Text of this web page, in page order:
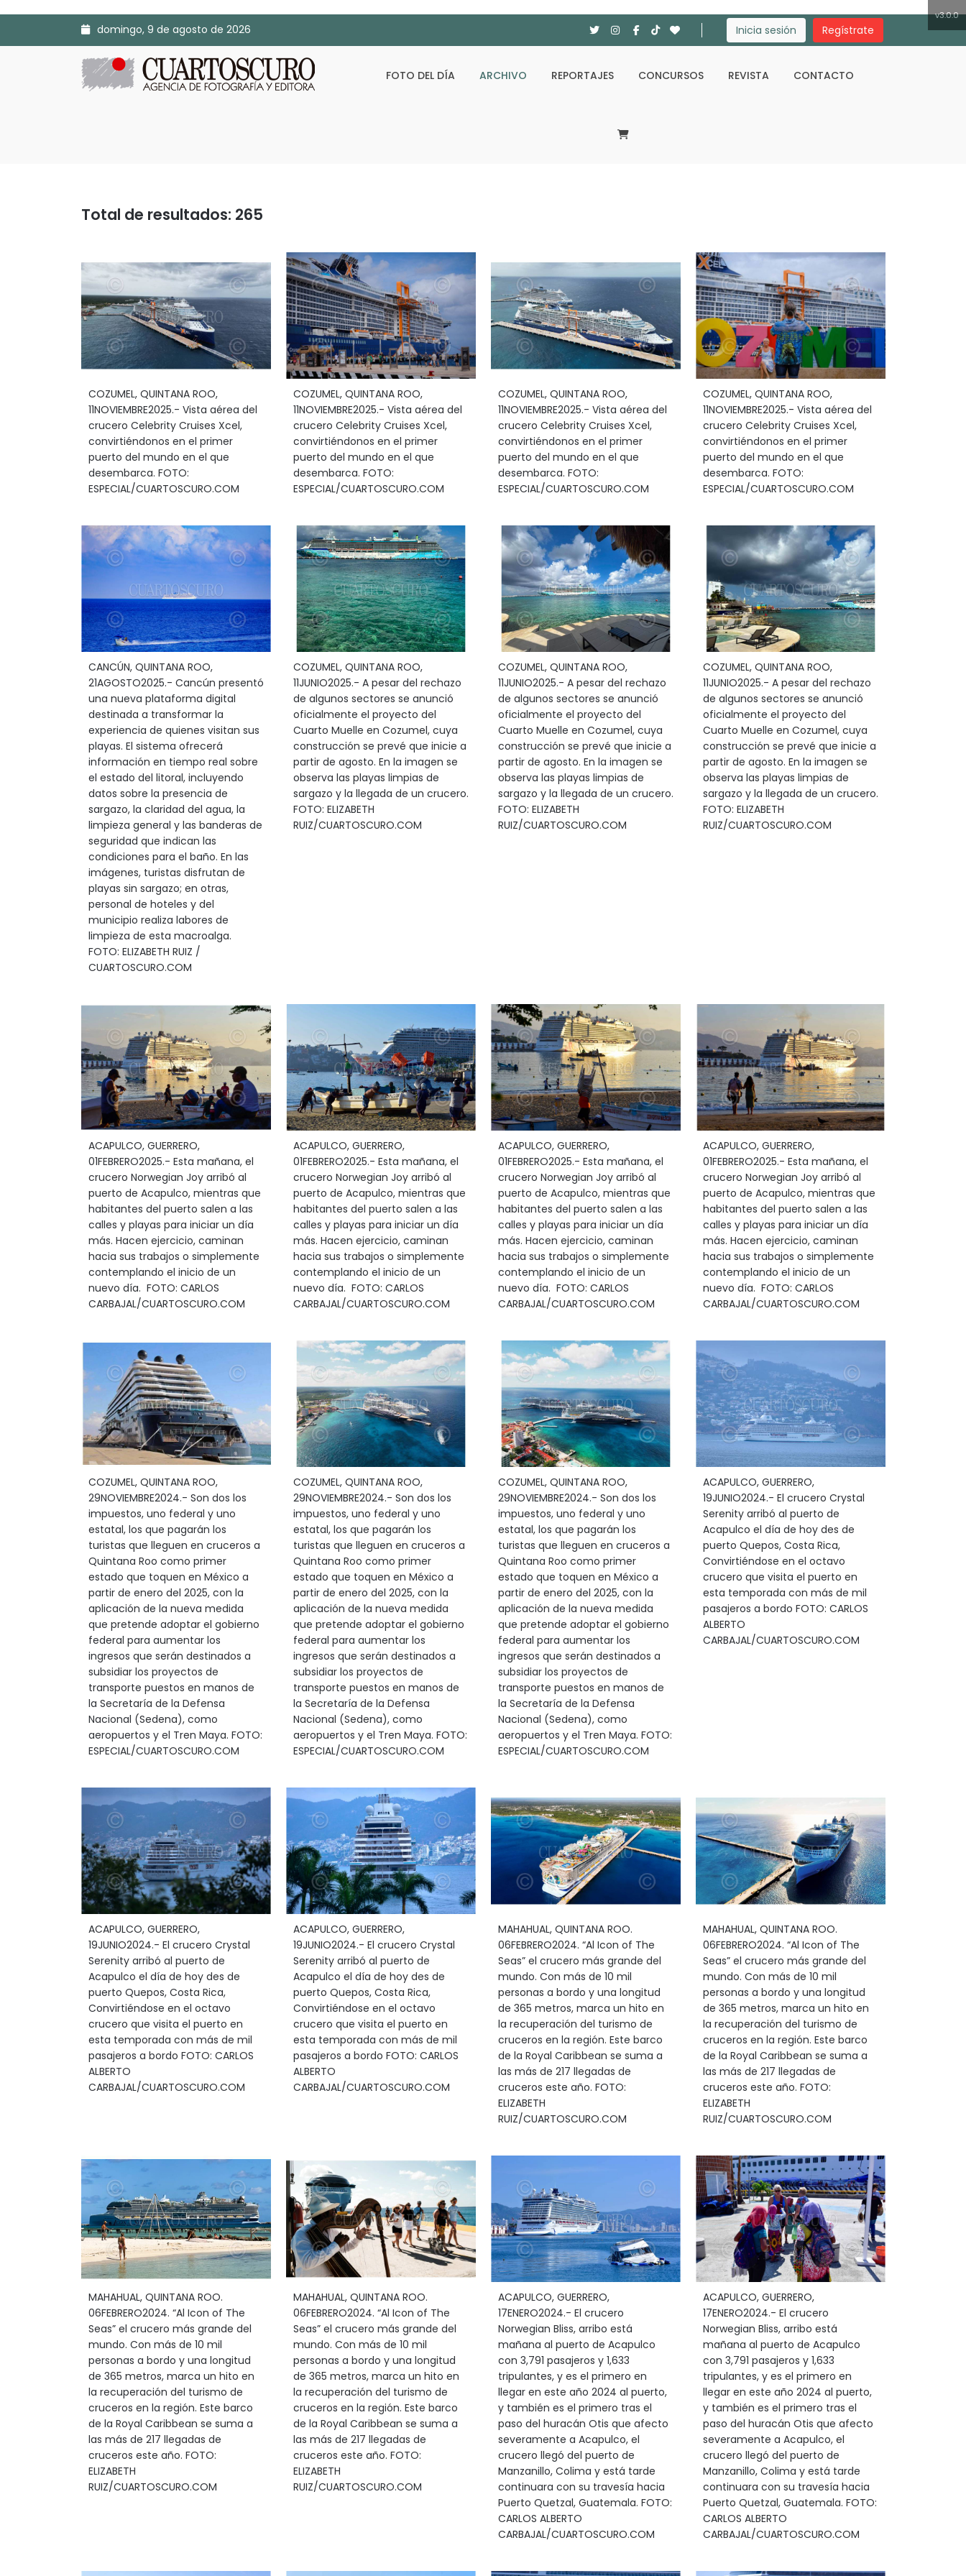
domingo, 9 de agosto de 2026 Inicia sesión Regístrate
FOTO DEL DÍA ARCHIVO REPORTAJES CONCURSOS REVISTA CONTACTO
v3.0.0
Total de resultados: 265
COZUMEL, QUINTANA ROO,
11NOVIEMBRE2025.- Vista aérea del
crucero Celebrity Cruises Xcel,
convirtiéndonos en el primer
puerto del mundo en el que
desembarca. FOTO:
ESPECIAL/CUARTOSCURO.COM
COZUMEL, QUINTANA ROO,
11NOVIEMBRE2025.- Vista aérea del
crucero Celebrity Cruises Xcel,
convirtiéndonos en el primer
puerto del mundo en el que
desembarca. FOTO:
ESPECIAL/CUARTOSCURO.COM
COZUMEL, QUINTANA ROO,
11NOVIEMBRE2025.- Vista aérea del
crucero Celebrity Cruises Xcel,
convirtiéndonos en el primer
puerto del mundo en el que
desembarca. FOTO:
ESPECIAL/CUARTOSCURO.COM
COZUMEL, QUINTANA ROO,
11NOVIEMBRE2025.- Vista aérea del
crucero Celebrity Cruises Xcel,
convirtiéndonos en el primer
puerto del mundo en el que
desembarca. FOTO:
ESPECIAL/CUARTOSCURO.COM
CANCÚN, QUINTANA ROO,
21AGOSTO2025.- Cancún presentó
una nueva plataforma digital
destinada a transformar la
experiencia de quienes visitan sus
playas. El sistema ofrecerá
información en tiempo real sobre
el estado del litoral, incluyendo
datos sobre la presencia de
sargazo, la claridad del agua, la
limpieza general y las banderas de
seguridad que indican las
condiciones para el baño. En las
imágenes, turistas disfrutan de
playas sin sargazo; en otras,
personal de hoteles y del
municipio realiza labores de
limpieza de esta macroalga.
FOTO: ELIZABETH RUIZ /
CUARTOSCURO.COM
COZUMEL, QUINTANA ROO,
11JUNIO2025.- A pesar del rechazo
de algunos sectores se anunció
oficialmente el proyecto del
Cuarto Muelle en Cozumel, cuya
construcción se prevé que inicie a
partir de agosto. En la imagen se
observa las playas limpias de
sargazo y la llegada de un crucero.
FOTO: ELIZABETH
RUIZ/CUARTOSCURO.COM
COZUMEL, QUINTANA ROO,
11JUNIO2025.- A pesar del rechazo
de algunos sectores se anunció
oficialmente el proyecto del
Cuarto Muelle en Cozumel, cuya
construcción se prevé que inicie a
partir de agosto. En la imagen se
observa las playas limpias de
sargazo y la llegada de un crucero.
FOTO: ELIZABETH
RUIZ/CUARTOSCURO.COM
COZUMEL, QUINTANA ROO,
11JUNIO2025.- A pesar del rechazo
de algunos sectores se anunció
oficialmente el proyecto del
Cuarto Muelle en Cozumel, cuya
construcción se prevé que inicie a
partir de agosto. En la imagen se
observa las playas limpias de
sargazo y la llegada de un crucero.
FOTO: ELIZABETH
RUIZ/CUARTOSCURO.COM
ACAPULCO, GUERRERO,
01FEBRERO2025.- Esta mañana, el
crucero Norwegian Joy arribó al
puerto de Acapulco, mientras que
habitantes del puerto salen a las
calles y playas para iniciar un día
más. Hacen ejercicio, caminan
hacia sus trabajos o simplemente
contemplando el inicio de un
nuevo día. FOTO: CARLOS
CARBAJAL/CUARTOSCURO.COM
ACAPULCO, GUERRERO,
01FEBRERO2025.- Esta mañana, el
crucero Norwegian Joy arribó al
puerto de Acapulco, mientras que
habitantes del puerto salen a las
calles y playas para iniciar un día
más. Hacen ejercicio, caminan
hacia sus trabajos o simplemente
contemplando el inicio de un
nuevo día. FOTO: CARLOS
CARBAJAL/CUARTOSCURO.COM
ACAPULCO, GUERRERO,
01FEBRERO2025.- Esta mañana, el
crucero Norwegian Joy arribó al
puerto de Acapulco, mientras que
habitantes del puerto salen a las
calles y playas para iniciar un día
más. Hacen ejercicio, caminan
hacia sus trabajos o simplemente
contemplando el inicio de un
nuevo día. FOTO: CARLOS
CARBAJAL/CUARTOSCURO.COM
ACAPULCO, GUERRERO,
01FEBRERO2025.- Esta mañana, el
crucero Norwegian Joy arribó al
puerto de Acapulco, mientras que
habitantes del puerto salen a las
calles y playas para iniciar un día
más. Hacen ejercicio, caminan
hacia sus trabajos o simplemente
contemplando el inicio de un
nuevo día. FOTO: CARLOS
CARBAJAL/CUARTOSCURO.COM
COZUMEL, QUINTANA ROO,
29NOVIEMBRE2024.- Son dos los
impuestos, uno federal y uno
estatal, los que pagarán los
turistas que lleguen en cruceros a
Quintana Roo como primer
estado que toquen en México a
partir de enero del 2025, con la
aplicación de la nueva medida
que pretende adoptar el gobierno
federal para aumentar los
ingresos que serán destinados a
subsidiar los proyectos de
transporte puestos en manos de
la Secretaría de la Defensa
Nacional (Sedena), como
aeropuertos y el Tren Maya. FOTO:
ESPECIAL/CUARTOSCURO.COM
COZUMEL, QUINTANA ROO,
29NOVIEMBRE2024.- Son dos los
impuestos, uno federal y uno
estatal, los que pagarán los
turistas que lleguen en cruceros a
Quintana Roo como primer
estado que toquen en México a
partir de enero del 2025, con la
aplicación de la nueva medida
que pretende adoptar el gobierno
federal para aumentar los
ingresos que serán destinados a
subsidiar los proyectos de
transporte puestos en manos de
la Secretaría de la Defensa
Nacional (Sedena), como
aeropuertos y el Tren Maya. FOTO:
ESPECIAL/CUARTOSCURO.COM
COZUMEL, QUINTANA ROO,
29NOVIEMBRE2024.- Son dos los
impuestos, uno federal y uno
estatal, los que pagarán los
turistas que lleguen en cruceros a
Quintana Roo como primer
estado que toquen en México a
partir de enero del 2025, con la
aplicación de la nueva medida
que pretende adoptar el gobierno
federal para aumentar los
ingresos que serán destinados a
subsidiar los proyectos de
transporte puestos en manos de
la Secretaría de la Defensa
Nacional (Sedena), como
aeropuertos y el Tren Maya. FOTO:
ESPECIAL/CUARTOSCURO.COM
ACAPULCO, GUERRERO,
19JUNIO2024.- El crucero Crystal
Serenity arribó al puerto de
Acapulco el día de hoy des de
puerto Quepos, Costa Rica,
Convirtiéndose en el octavo
crucero que visita el puerto en
esta temporada con más de mil
pasajeros a bordo FOTO: CARLOS
ALBERTO
CARBAJAL/CUARTOSCURO.COM
ACAPULCO, GUERRERO,
19JUNIO2024.- El crucero Crystal
Serenity arribó al puerto de
Acapulco el día de hoy des de
puerto Quepos, Costa Rica,
Convirtiéndose en el octavo
crucero que visita el puerto en
esta temporada con más de mil
pasajeros a bordo FOTO: CARLOS
ALBERTO
CARBAJAL/CUARTOSCURO.COM
ACAPULCO, GUERRERO,
19JUNIO2024.- El crucero Crystal
Serenity arribó al puerto de
Acapulco el día de hoy des de
puerto Quepos, Costa Rica,
Convirtiéndose en el octavo
crucero que visita el puerto en
esta temporada con más de mil
pasajeros a bordo FOTO: CARLOS
ALBERTO
CARBAJAL/CUARTOSCURO.COM
MAHAHUAL, QUINTANA ROO.
06FEBRERO2024. “Al Icon of The
Seas” el crucero más grande del
mundo. Con más de 10 mil
personas a bordo y una longitud
de 365 metros, marca un hito en
la recuperación del turismo de
cruceros en la región. Este barco
de la Royal Caribbean se suma a
las más de 217 llegadas de
cruceros este año. FOTO:
ELIZABETH
RUIZ/CUARTOSCURO.COM
MAHAHUAL, QUINTANA ROO.
06FEBRERO2024. “Al Icon of The
Seas” el crucero más grande del
mundo. Con más de 10 mil
personas a bordo y una longitud
de 365 metros, marca un hito en
la recuperación del turismo de
cruceros en la región. Este barco
de la Royal Caribbean se suma a
las más de 217 llegadas de
cruceros este año. FOTO:
ELIZABETH
RUIZ/CUARTOSCURO.COM
MAHAHUAL, QUINTANA ROO.
06FEBRERO2024. “Al Icon of The
Seas” el crucero más grande del
mundo. Con más de 10 mil
personas a bordo y una longitud
de 365 metros, marca un hito en
la recuperación del turismo de
cruceros en la región. Este barco
de la Royal Caribbean se suma a
las más de 217 llegadas de
cruceros este año. FOTO:
ELIZABETH
RUIZ/CUARTOSCURO.COM
MAHAHUAL, QUINTANA ROO.
06FEBRERO2024. “Al Icon of The
Seas” el crucero más grande del
mundo. Con más de 10 mil
personas a bordo y una longitud
de 365 metros, marca un hito en
la recuperación del turismo de
cruceros en la región. Este barco
de la Royal Caribbean se suma a
las más de 217 llegadas de
cruceros este año. FOTO:
ELIZABETH
RUIZ/CUARTOSCURO.COM
ACAPULCO, GUERRERO,
17ENERO2024.- El crucero
Norwegian Bliss, arribo está
mañana al puerto de Acapulco
con 3,791 pasajeros y 1,633
tripulantes, y es el primero en
llegar en este año 2024 al puerto,
y también es el primero tras el
paso del huracán Otis que afecto
severamente a Acapulco, el
crucero llegó del puerto de
Manzanillo, Colima y está tarde
continuara con su travesía hacia
Puerto Quetzal, Guatemala. FOTO:
CARLOS ALBERTO
CARBAJAL/CUARTOSCURO.COM
ACAPULCO, GUERRERO,
17ENERO2024.- El crucero
Norwegian Bliss, arribo está
mañana al puerto de Acapulco
con 3,791 pasajeros y 1,633
tripulantes, y es el primero en
llegar en este año 2024 al puerto,
y también es el primero tras el
paso del huracán Otis que afecto
severamente a Acapulco, el
crucero llegó del puerto de
Manzanillo, Colima y está tarde
continuara con su travesía hacia
Puerto Quetzal, Guatemala. FOTO:
CARLOS ALBERTO
CARBAJAL/CUARTOSCURO.COM